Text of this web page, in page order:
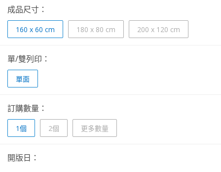
成品尺寸：
160 x 60 cm 180 x 80 cm 200 x 120 cm
單/雙列印：
單面
訂購數量：
1個 2個 更多數量
開版日：